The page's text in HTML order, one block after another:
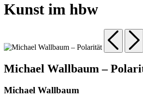
Kunst im hbw
Michael Wallbaum –
Michael Wallbaum